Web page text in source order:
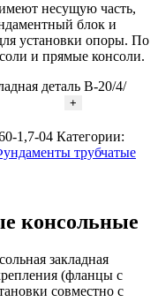
несущую часть,
блок и
установки опоры. По
и прямые консоли.
деталь В-20/4/
1,7-04 Категории:
трубчатые
консольные
закладная
(фланцы с
совместно с